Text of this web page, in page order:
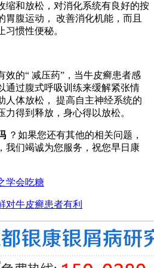
和放松，对消化系统有良好的按
胃腹运动， 改善消化机能，而且
惯性便秘。
的“ 减压药”，当牛皮癣患者感
通过腹式呼吸训练来缓解紧张情
人体放松， 提高自主神经系统的
力得到释放，身心得以放松。
？如果您还有其他的相关问题，
我们竭诚为您服务，祝您早日康
学会吃糖
对牛皮癣患者有利